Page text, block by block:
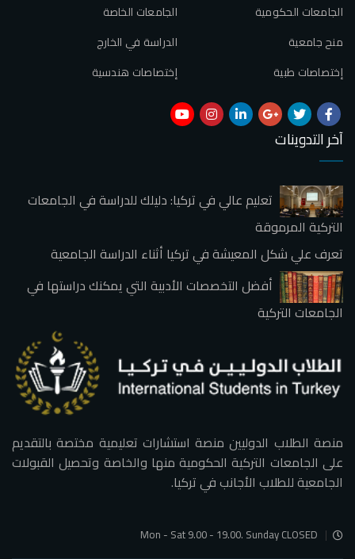
الجامعات الخاصة
الجامعات الحكومية
الدراسة في الخارج
منح جامعية
إختصاصات هندسية
إختصاصات طبية
آخر التدوينات
تعليم عالي في تركيا: دليلك للدراسة في الجامعات
التركية المرموقة
تعرف علي شكل المعيشة في تركيا أثناء الدراسة الجامعية
أفضل التخصصات الأدبية التي يمكنك دراستها في
الجامعات التركية
منصة الطلاب الدوليين منصة استشارات تعليمية مختصة بالتقديم
على الجامعات التركية الحكومية منها والخاصة وتحصيل القبولات
الجامعية للطلاب الأجانب في تركيا.
Mon - Sat 9.00 - 19.00. Sunday CLOSED